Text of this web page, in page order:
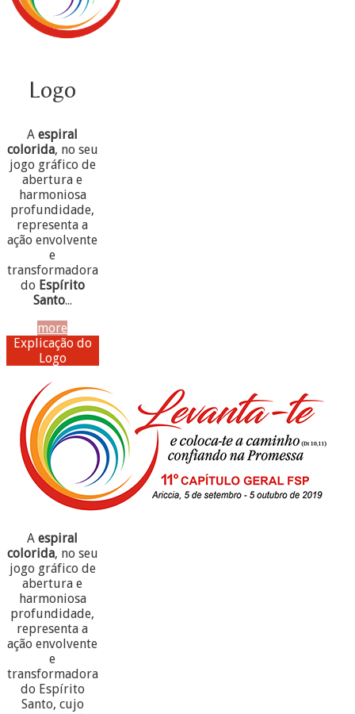
Logo
Aespiral
colorida, no seu
jogo gráfico de
abertura e
harmoniosa
profundidade,
representa a
ação envolvente
e
transformadora
do Espírito
Santo...
more
Explicação do
Logo
Aespiral
colorida, no seu
jogo gráfico de
abertura e
harmoniosa
profundidade,
representa a
ação envolvente
e
transformadora
do Espírito
Santo, cujo